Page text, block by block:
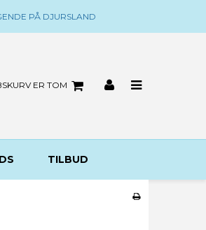
PÅ DJURSLAND
ER TOM
TILBUD